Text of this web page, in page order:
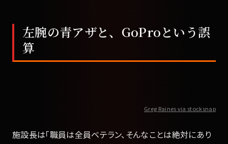
左腕の青アザと、GoProという誤
算
Greg Raines via stocksnap
施設長は「職員は全員ベテラン、そんなことは絶対にあり